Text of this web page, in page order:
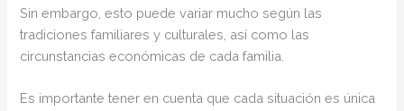
Sin embargo, esto puede variar mucho según las
tradiciones familiares y culturales, así como las
circunstancias económicas de cada familia.
Es importante tener en cuenta que cada situación es única